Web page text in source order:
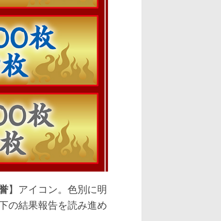
】アイコン。色別に明
の結果報告を読み進め